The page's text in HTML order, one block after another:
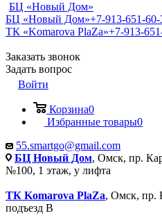
БЦ «Новый Дом»
БЦ «Новый Дом»+7-913-651-60-
ТК «Komarova PlaZa»+7-913-
Заказать звонок
Задать вопрос
Войти
Корзина0
Избранные товары0
55.smartgo@gmail.com
БЦ Новый Дом, Омск, пр.
№100, 1 этаж, у лифта
ТК Komarova PlaZa, Омск, пр.
подъезд В